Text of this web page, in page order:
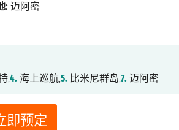
即预定
: 迈阿密
,4. 海上巡航,5. 比米尼群岛,7. 迈阿密